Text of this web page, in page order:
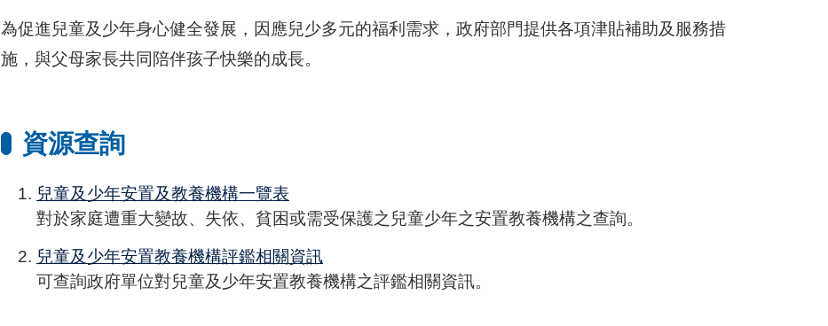
為促進兒童及少年身心健全發展，因應兒少多元的福利需求，政府部門提供各項津貼補助及服務措
施，與父母家長共同陪伴孩子快樂的成長。
資源查詢
兒童及少年安置及教養機構一覽表
對於家庭遭重大變故、失依、貧困或需受保護之兒童少年之安置教養機構之查詢。
兒童及少年安置教養機構評鑑相關資訊
可查詢政府單位對兒童及少年安置教養機構之評鑑相關資訊。